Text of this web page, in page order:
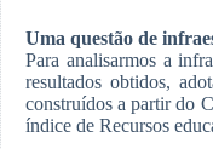
Uma questão de
Para analisarmos a
resultados obtidos,
construídos a partir do
índice de Recursos